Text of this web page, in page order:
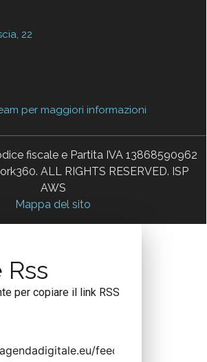
22
per maggiori informazioni
fiscale e Partita IVA 13868590962
ALL RIGHTS RESERVED. ISP
AWS
Mappa del sito
per copiare il link RSS